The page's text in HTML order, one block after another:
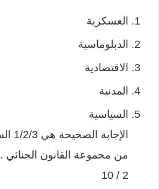
العسكرية
الدبلوماسية
الاقتصادية
المدنية
السياسية
من مجموعة القانون الجنائي .
2 / 10